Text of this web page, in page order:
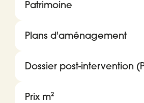
Patrimoine
Plans d'aménagement
Dossier post-intervention
Prix m²